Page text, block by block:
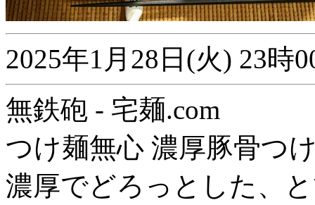
2025年1月28日(火) 23時
無鉄砲 - 宅麺.com
つけ麺無心 濃厚豚骨つ
濃厚でどろっとした、